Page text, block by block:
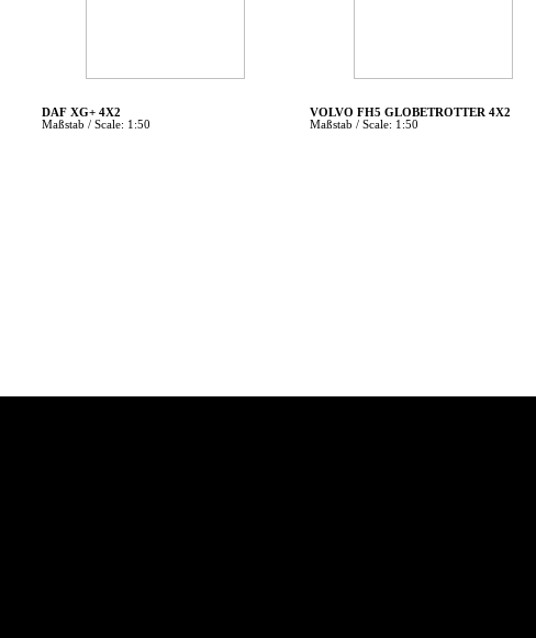
DAF XG+ 4X2
Maßstab / Scale: 1:50
VOLVO FH5 GLOBETROTTER 4X2
Maßstab / Scale: 1:50